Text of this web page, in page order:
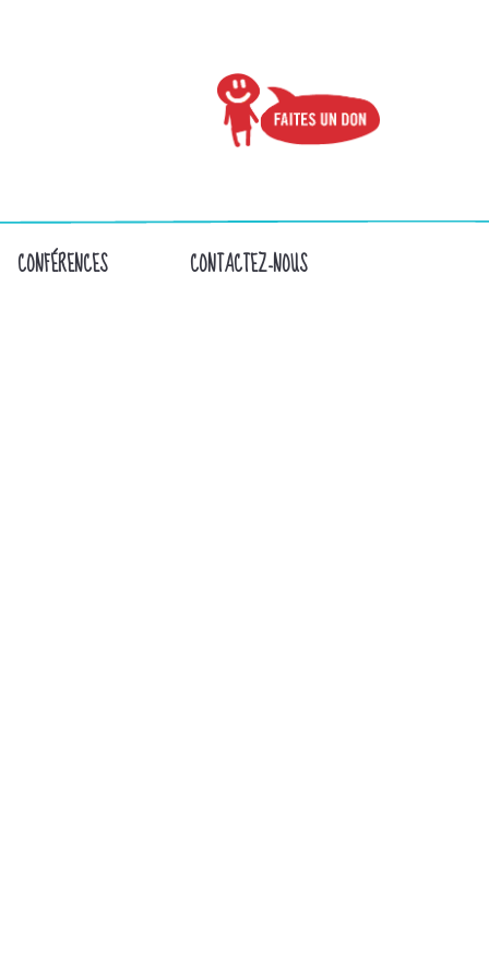
CONFÉRENCES CONTACTEZ-NOUS